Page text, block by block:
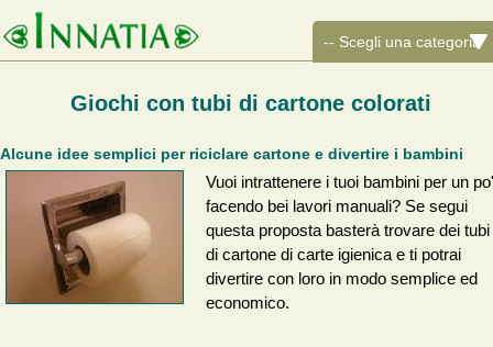
Giochi con tubi di cartone colorati
Alcune idee semplici per riciclare cartone e divertire i bambini
Vuoi intrattenere i tuoi bambini per un po'
facendo bei lavori manuali? Se segui
questa proposta basterà trovare dei tubi
di cartone di carte igienica e ti potrai
divertire con loro in modo semplice ed
economico.